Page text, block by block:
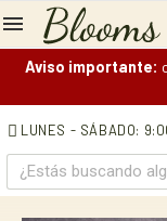
Aviso importante:
LUNES - SÁBADO: